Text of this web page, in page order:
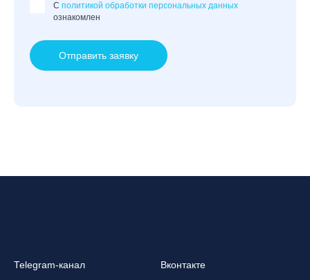
C политикой обработки персональных данных
ознакомлен
Отправить заявку
Telegram-канал Вконтакте